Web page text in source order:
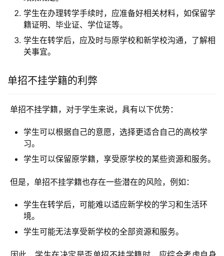
学生在办理转学手续时，应准备好相关材料，如保留学
籍证明、毕业证、学位证等。
学生在转学后，应及时与原学校和新学校沟通，了解相
关事宜。
单招不挂学籍的利弊
单招不挂学籍，对于学生来说，具有以下优势：
学生可以根据自己的意愿，选择更适合自己的高校学
习。
学生可以保留原学籍，享受原学校的某些资源和服务。
但是，单招不挂学籍也存在一些潜在的风险，例如：
学生在转学后，可能难以适应新学校的学习和生活环
境。
学生可能无法享受新学校的全部资源和服务。